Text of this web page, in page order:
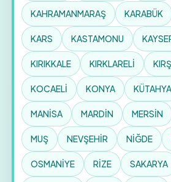
KAHRAMANMARAŞ KARABÜK
KARS KASTAMONU
KIRIKKALE KIRKLARELİ
KOCAELİ KONYA KÜTAHYA
MANİSA MARDİN MERSİN
MUŞ NEVŞEHİR NİĞDE
OSMANİYE RİZE SAKARYA